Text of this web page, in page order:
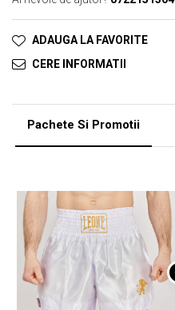
ADAUGA LA FAVORITE
CERE INFORMATII
Pachete Si Promotii